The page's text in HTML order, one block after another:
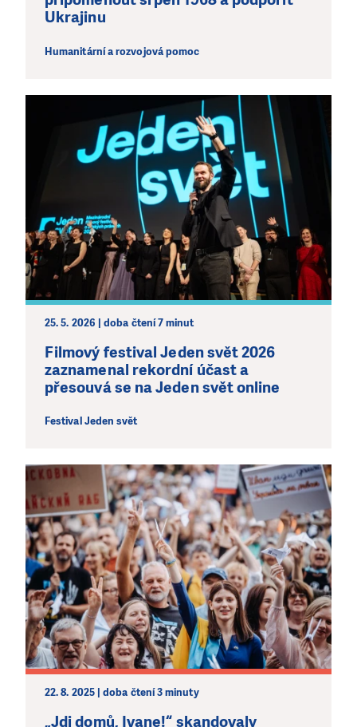
Ukrajinu
Humanitární a rozvojová pomoc
25. 5. 2026 | doba čtení 7 minut
Filmový festival Jeden svět 2026
zaznamenal rekordní účast a
přesouvá se na Jeden svět online
Festival Jeden svět
22. 8. 2025 | doba čtení 3 minuty
„Jdi domů, Ivane!“ skandovaly